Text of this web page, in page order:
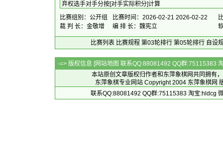
弃权选手对手分按[对手实际积分]计算
比赛组别：公开组
比赛时间：2026-02-21 2026-02-22
裁 判 长：金敬增
编 排 长：魏宪立
比赛列表 比赛规程 第03轮排行 第05轮排行 自设
-=> 版权信息 [网站地图 联系QQ:88081492 QQ群:75115383
本站原创文章版权归作者和 东萍象棋网共同拥有
东萍象棋专业网站 Copyright 2004 东萍象棋网
联系QQ:88081492 QQ群:75115383 淘宝:hldcg